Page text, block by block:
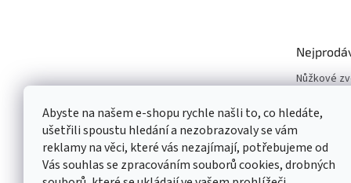
Abyste na našem e-shopu rychle našli to, co hledáte,
ušetřili spoustu hledání a nezobrazovaly se vám
reklamy na věci, které vás nezajímají, potřebujeme od
Vás souhlas se zpracováním souborů cookies, drobných
Nůžkové
Zouvačky